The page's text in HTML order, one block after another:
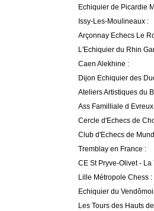
Echiquier de Picardie
Issy-Les-Moulineaux :
Arçonnay Echecs Le
L'Echiquier du Rhin
Caen Alekhine :
Dijon Echiquier des
Ateliers Artistiques du
Ass Familliale d
Cercle d'Echecs de
Club d'Echecs de
Tremblay en France :
CE St Pryve-Olivet -
Lille Métropole Chess :
Echiquier du
Les Tours des Hauts